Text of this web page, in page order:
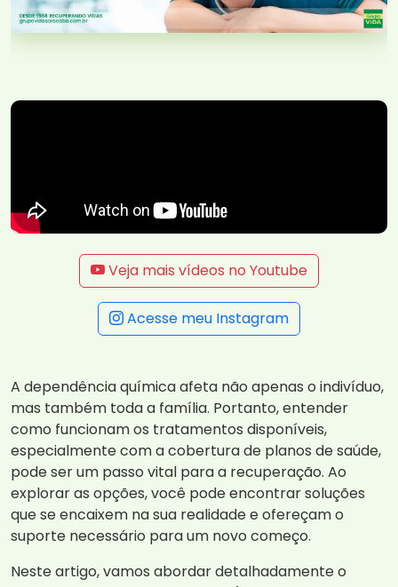
Veja mais vídeos no Youtube
Acesse meu Instagram
A dependência química afeta não apenas o indivíduo,
mas também toda a família. Portanto, entender
como funcionam os tratamentos disponíveis,
especialmente com a cobertura de planos de saúde,
pode ser um passo vital para a recuperação. Ao
explorar as opções, você pode encontrar soluções
que se encaixem na sua realidade e ofereçam o
suporte necessário para um novo começo.
Neste artigo, vamos abordar detalhadamente o